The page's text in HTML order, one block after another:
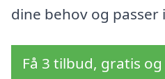
dine behov og passer
Få 3 tilbud, gratis